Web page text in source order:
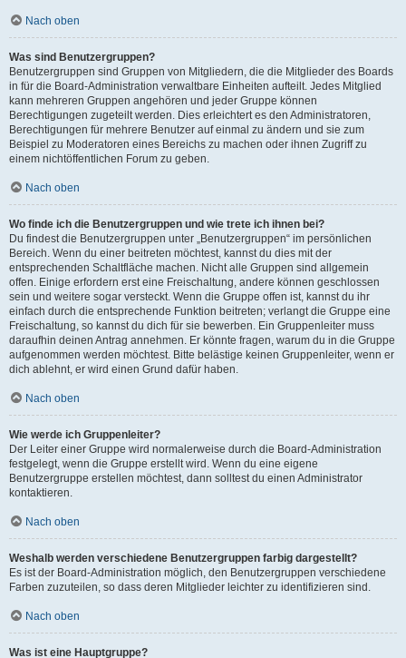
Nach oben
Was sind Benutzergruppen?
Benutzergruppen sind Gruppen von Mitgliedern, die die Mitglieder des Boards
in für die Board-Administration verwaltbare Einheiten aufteilt. Jedes Mitglied
kann mehreren Gruppen angehören und jeder Gruppe können
Berechtigungen zugeteilt werden. Dies erleichtert es den Administratoren,
Berechtigungen für mehrere Benutzer auf einmal zu ändern und sie zum
Beispiel zu Moderatoren eines Bereichs zu machen oder ihnen Zugriff zu
einem nichtöffentlichen Forum zu geben.
Nach oben
Wo finde ich die Benutzergruppen und wie trete ich ihnen bei?
Du findest die Benutzergruppen unter „Benutzergruppen“ im persönlichen
Bereich. Wenn du einer beitreten möchtest, kannst du dies mit der
entsprechenden Schaltfläche machen. Nicht alle Gruppen sind allgemein
offen. Einige erfordern erst eine Freischaltung, andere können geschlossen
sein und weitere sogar versteckt. Wenn die Gruppe offen ist, kannst du ihr
einfach durch die entsprechende Funktion beitreten; verlangt die Gruppe eine
Freischaltung, so kannst du dich für sie bewerben. Ein Gruppenleiter muss
daraufhin deinen Antrag annehmen. Er könnte fragen, warum du in die Gruppe
aufgenommen werden möchtest. Bitte belästige keinen Gruppenleiter, wenn er
dich ablehnt, er wird einen Grund dafür haben.
Nach oben
Wie werde ich Gruppenleiter?
Der Leiter einer Gruppe wird normalerweise durch die Board-Administration
festgelegt, wenn die Gruppe erstellt wird. Wenn du eine eigene
Benutzergruppe erstellen möchtest, dann solltest du einen Administrator
kontaktieren.
Nach oben
Weshalb werden verschiedene Benutzergruppen farbig dargestellt?
Es ist der Board-Administration möglich, den Benutzergruppen verschiedene
Farben zuzuteilen, so dass deren Mitglieder leichter zu identifizieren sind.
Nach oben
Was ist eine Hauptgruppe?